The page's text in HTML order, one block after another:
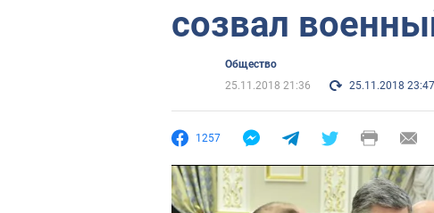
созвал
Общество
25.11.2018 21:36
25.11.2018 23:47
1257